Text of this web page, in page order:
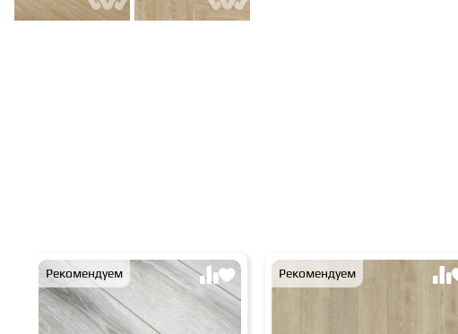
Рекомендуем Рекомендуем